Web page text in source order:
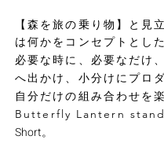
【森を旅の乗り物】と見
は何かをコンセプトとし
必要な時に、必要なだけ
へ出かけ、小分けにプロ
自分だけの組み合わせを
Butterfly Lantern stand
Short。